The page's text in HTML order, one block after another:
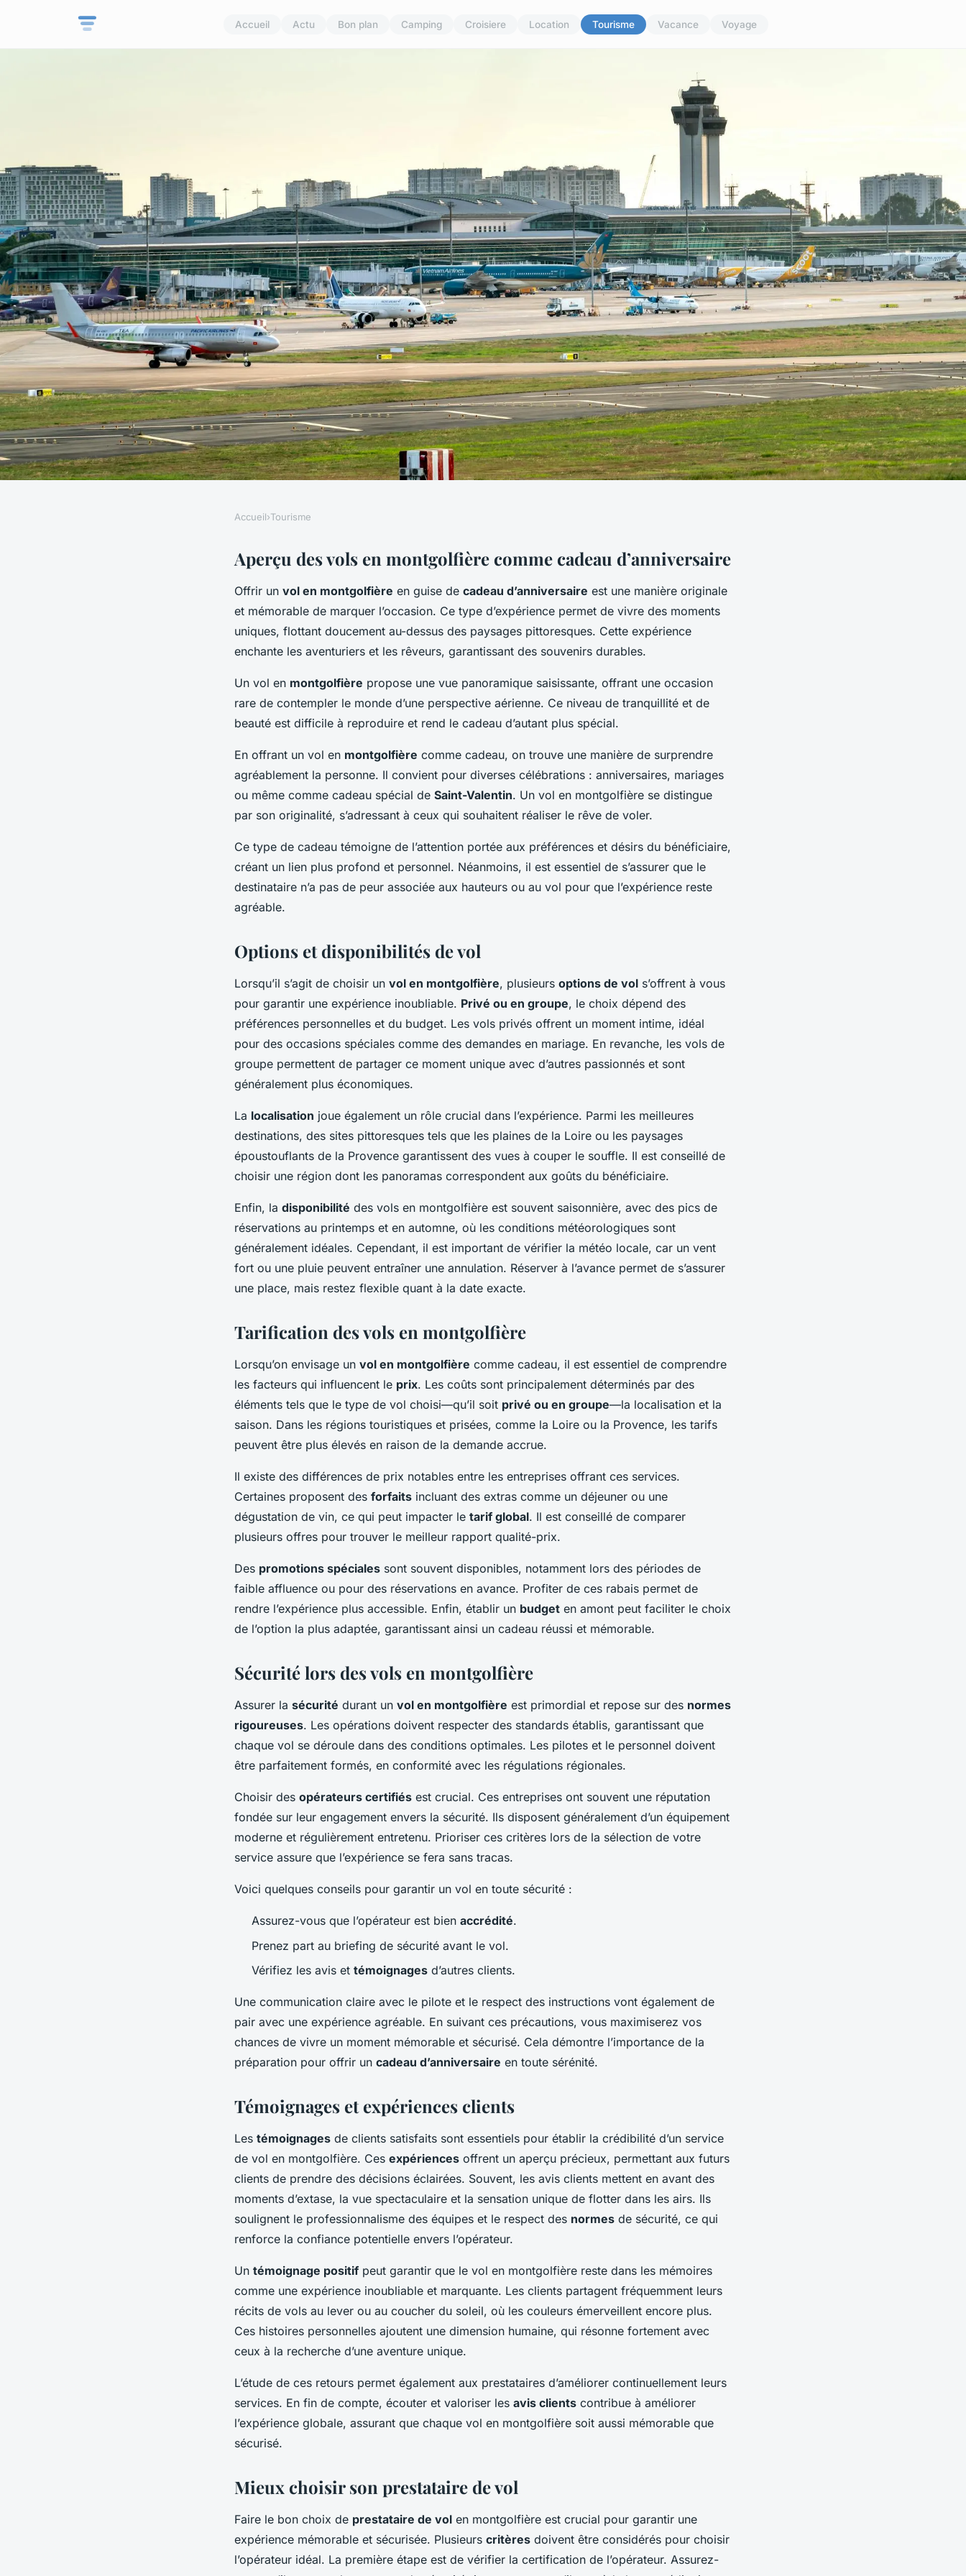
Accueil Actu Bon plan Camping Croisiere Location Tourisme Vacance Voyage
Le vol en montgolfière comme cadeau
d'anniversaire
Accueil›Tourisme
Aperçu des vols en montgolfière comme cadeau d’anniversaire
Offrir un vol en montgolfière en guise de cadeau d’anniversaire est une manière originale
et mémorable de marquer l’occasion. Ce type d’expérience permet de vivre des moments
uniques, flottant doucement au-dessus des paysages pittoresques. Cette expérience
enchante les aventuriers et les rêveurs, garantissant des souvenirs durables.
Un vol en montgolfière propose une vue panoramique saisissante, offrant une occasion
rare de contempler le monde d’une perspective aérienne. Ce niveau de tranquillité et de
beauté est difficile à reproduire et rend le cadeau d’autant plus spécial.
En offrant un vol en montgolfière comme cadeau, on trouve une manière de surprendre
agréablement la personne. Il convient pour diverses célébrations : anniversaires, mariages
ou même comme cadeau spécial de Saint-Valentin. Un vol en montgolfière se distingue
par son originalité, s’adressant à ceux qui souhaitent réaliser le rêve de voler.
Ce type de cadeau témoigne de l’attention portée aux préférences et désirs du bénéficiaire,
créant un lien plus profond et personnel. Néanmoins, il est essentiel de s’assurer que le
destinataire n’a pas de peur associée aux hauteurs ou au vol pour que l’expérience reste
agréable.
Options et disponibilités de vol
Lorsqu’il s’agit de choisir un vol en montgolfière, plusieurs options de vol s’offrent à vous
pour garantir une expérience inoubliable. Privé ou en groupe, le choix dépend des
préférences personnelles et du budget. Les vols privés offrent un moment intime, idéal
pour des occasions spéciales comme des demandes en mariage. En revanche, les vols de
groupe permettent de partager ce moment unique avec d’autres passionnés et sont
généralement plus économiques.
La localisation joue également un rôle crucial dans l’expérience. Parmi les meilleures
destinations, des sites pittoresques tels que les plaines de la Loire ou les paysages
époustouflants de la Provence garantissent des vues à couper le souffle. Il est conseillé de
choisir une région dont les panoramas correspondent aux goûts du bénéficiaire.
Enfin, la disponibilité des vols en montgolfière est souvent saisonnière, avec des pics de
réservations au printemps et en automne, où les conditions météorologiques sont
généralement idéales. Cependant, il est important de vérifier la météo locale, car un vent
fort ou une pluie peuvent entraîner une annulation. Réserver à l’avance permet de s’assurer
une place, mais restez flexible quant à la date exacte.
Tarification des vols en montgolfière
Lorsqu’on envisage un vol en montgolfière comme cadeau, il est essentiel de comprendre
les facteurs qui influencent le prix. Les coûts sont principalement déterminés par des
éléments tels que le type de vol choisi—qu’il soit privé ou en groupe—la localisation et la
saison. Dans les régions touristiques et prisées, comme la Loire ou la Provence, les tarifs
peuvent être plus élevés en raison de la demande accrue.
Il existe des différences de prix notables entre les entreprises offrant ces services.
Certaines proposent des forfaits incluant des extras comme un déjeuner ou une
dégustation de vin, ce qui peut impacter le tarif global. Il est conseillé de comparer
plusieurs offres pour trouver le meilleur rapport qualité-prix.
Des promotions spéciales sont souvent disponibles, notamment lors des périodes de
faible affluence ou pour des réservations en avance. Profiter de ces rabais permet de
rendre l’expérience plus accessible. Enfin, établir un budget en amont peut faciliter le choix
de l’option la plus adaptée, garantissant ainsi un cadeau réussi et mémorable.
Sécurité lors des vols en montgolfière
Assurer la sécurité durant un vol en montgolfière est primordial et repose sur des normes
rigoureuses. Les opérations doivent respecter des standards établis, garantissant que
chaque vol se déroule dans des conditions optimales. Les pilotes et le personnel doivent
être parfaitement formés, en conformité avec les régulations régionales.
Choisir des opérateurs certifiés est crucial. Ces entreprises ont souvent une réputation
fondée sur leur engagement envers la sécurité. Ils disposent généralement d’un équipement
moderne et régulièrement entretenu. Prioriser ces critères lors de la sélection de votre
service assure que l’expérience se fera sans tracas.
Voici quelques conseils pour garantir un vol en toute sécurité :
Assurez-vous que l’opérateur est bien accrédité.
Prenez part au briefing de sécurité avant le vol.
Vérifiez les avis et témoignages d’autres clients.
Une communication claire avec le pilote et le respect des instructions vont également de
pair avec une expérience agréable. En suivant ces précautions, vous maximiserez vos
chances de vivre un moment mémorable et sécurisé. Cela démontre l’importance de la
préparation pour offrir un cadeau d’anniversaire en toute sérénité.
Témoignages et expériences clients
Les témoignages de clients satisfaits sont essentiels pour établir la crédibilité d’un service
de vol en montgolfière. Ces expériences offrent un aperçu précieux, permettant aux futurs
clients de prendre des décisions éclairées. Souvent, les avis clients mettent en avant des
moments d’extase, la vue spectaculaire et la sensation unique de flotter dans les airs. Ils
soulignent le professionnalisme des équipes et le respect des normes de sécurité, ce qui
renforce la confiance potentielle envers l’opérateur.
Un témoignage positif peut garantir que le vol en montgolfière reste dans les mémoires
comme une expérience inoubliable et marquante. Les clients partagent fréquemment leurs
récits de vols au lever ou au coucher du soleil, où les couleurs émerveillent encore plus.
Ces histoires personnelles ajoutent une dimension humaine, qui résonne fortement avec
ceux à la recherche d’une aventure unique.
L’étude de ces retours permet également aux prestataires d’améliorer continuellement leurs
services. En fin de compte, écouter et valoriser les avis clients contribue à améliorer
l’expérience globale, assurant que chaque vol en montgolfière soit aussi mémorable que
sécurisé.
Mieux choisir son prestataire de vol
Faire le bon choix de prestataire de vol en montgolfière est crucial pour garantir une
expérience mémorable et sécurisée. Plusieurs critères doivent être considérés pour choisir
l’opérateur idéal. La première étape est de vérifier la certification de l’opérateur. Assurez-